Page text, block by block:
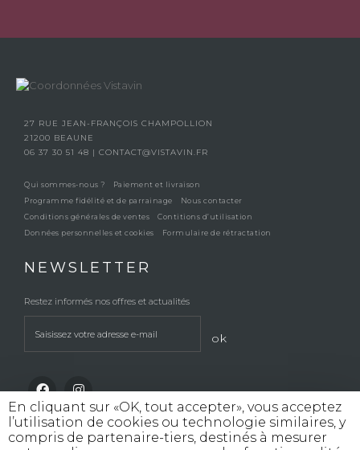
27 RUE JEAN-FRANÇOIS CHAMPOLLION
21200 BEAUNE
06 37 30 51 48 | CONTACT@VISTAVIN.FR
Qui sommes-nous ?
Paiement et livraison
Programme fidélité et de parrainage
Nous contacter
Conditions générales de ventes
Contitions d’utilisation
Données personnelles et cookies
Formulaire de rétractation
NEWSLETTER
Restez informés nos offres et actualités
ok
En cliquant sur «OK, tout accepter», vous acceptez
l’utilisation de cookies ou technologie similaires, y
compris de partenaire-tiers, destinés à mesurer